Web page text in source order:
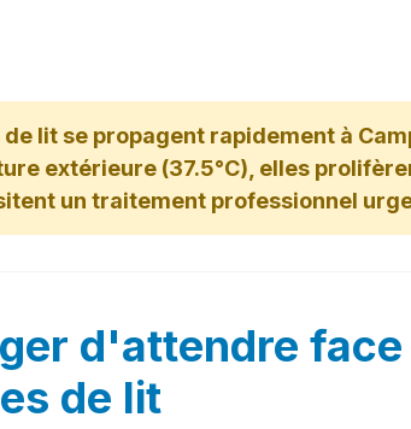
de lit se propagent rapidement à
extérieure (37.5°C), elles
un traitement professionnel
d'attendre
de lit